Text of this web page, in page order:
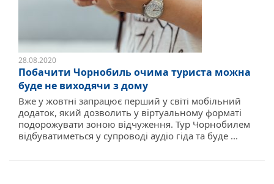
28.08.2020
Побачити Чорнобиль очима туриста можна
буде не виходячи з дому
Вже у жовтні запрацює перший у світі мобільний
додаток, який дозволить у віртуальному форматі
подорожувати зоною відчуження. Тур Чорнобилем
відбуватиметься у супроводі аудіо гіда та буде ...